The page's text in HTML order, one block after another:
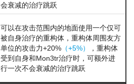
会衰减的治疗跳跃
可以在攻击范围内的地面使用一个仅可
被自身治疗的重构体，重构体周围友方
单位的攻击力+20% （+5%）
，重构体
受到自身和Mon3tr治疗时，可额外进
行一次不会衰减的治疗跳跃